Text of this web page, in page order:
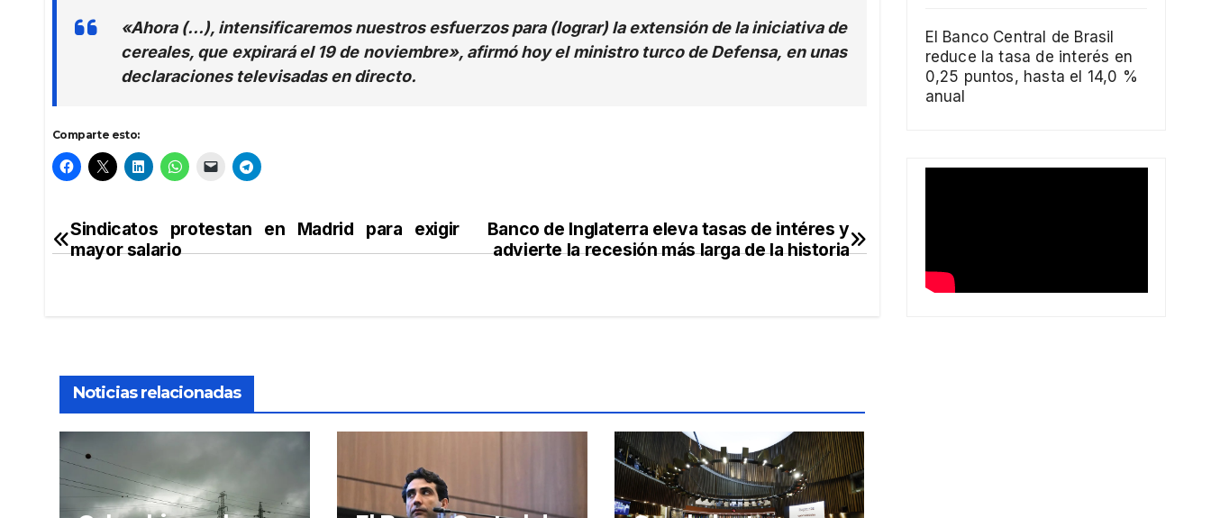
«Ahora (…), intensificaremos nuestros esfuerzos para (lograr) la extensión de la iniciativa de
cereales, que expirará el 19 de noviembre», afirmó hoy el ministro turco de Defensa, en unas
declaraciones televisadas en directo.
Comparte esto:
Navegación
Banco de Inglaterra eleva tasas de intéres y
advierte la recesión más larga de la historia
Sindicatos protestan en Madrid para exigir
mayor salario
Noticias relacionadas
El Banco Central de Brasil
reduce la tasa de interés en
0,25 puntos, hasta el 14,0 %
anual